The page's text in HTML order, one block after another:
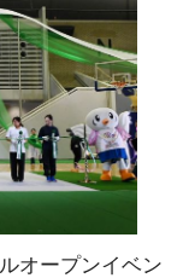
オープンイベン
オープンイベン
オープンイベン
オープンイベン
広場内）
広場内）
広場内）
広場内）
祭典2025」開催
祭典2025」開催
祭典2025」開催
祭典2025」開催